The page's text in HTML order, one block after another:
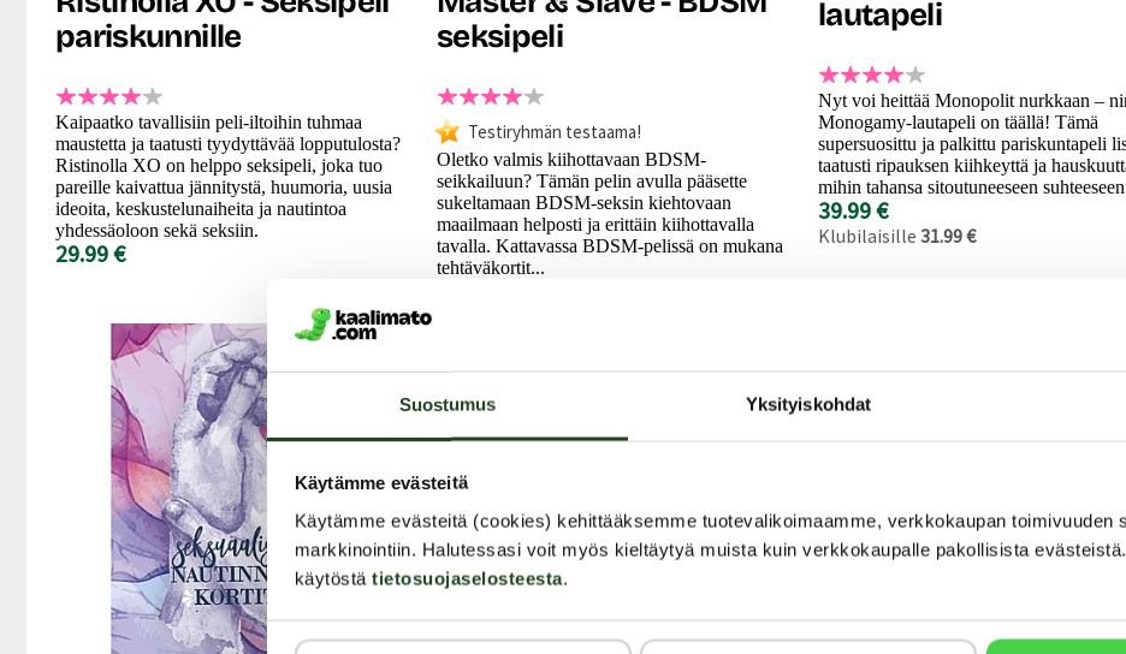
Suostumus Yksityiskohdat
Käytämme evästeitä
Käytämme evästeitä (cookies) kehittääksemme tuotevalikoimaamme, verkkokaupan toimivuuden
markkinointiin. Halutessasi voit myös kieltäytyä muista kuin verkkokaupalle pakollisista
käytöstä tietosuojaselosteesta.
pariskunnille
Kaipaatko tavallisiin peli-iltoihin tuhmaa
maustetta ja taatusti tyydyttävää lopputulosta?
Ristinolla XO on helppo seksipeli, joka tuo
pareille kaivattua jännitystä, huumoria, uusia
ideoita, keskustelunaiheita ja nautintoa
yhdessäoloon sekä seksiin.
29.99 €
seksipeli
Testiryhmän testaama!
Oletko valmis kiihottavaan BDSM-
seikkailuun? Tämän pelin avulla pääsette
sukeltamaan BDSM-seksin kiehtovaan
maailmaan helposti ja erittäin kiihottavalla
tavalla. Kattavassa BDSM-pelissä on mukana
tehtäväkortit...
lautapeli
Nyt voi heittää Monopolit nurkkaan –
Monogamy-lautapeli on täällä! Tämä
supersuosittu ja palkittu pariskuntapeli
taatusti ripauksen kiihkeyttä ja
mihin tahansa sitoutuneeseen
39.99 €
Klubilaisille 31.99 €